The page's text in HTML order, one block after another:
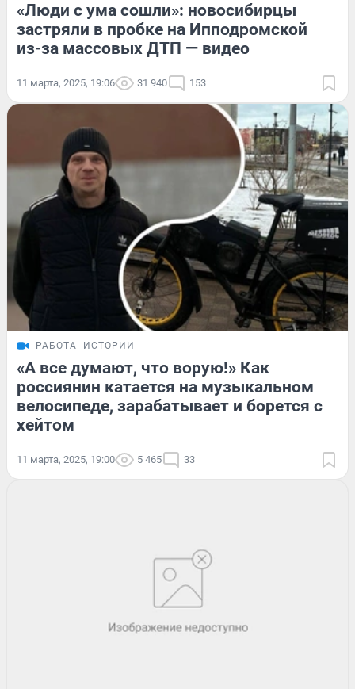
«Люди с ума сошли»: новосибирцы
застряли в пробке на Ипподромской
из-за массовых ДТП — видео
11 марта, 2025, 19:06 31 940 153
РАБОТА ИСТОРИИ
«А все думают, что ворую!» Как
россиянин катается на музыкальном
велосипеде, зарабатывает и борется с
хейтом
11 марта, 2025, 19:00 5 465 33